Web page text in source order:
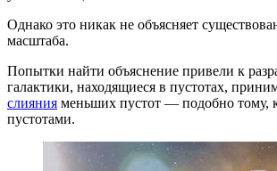
Однако это никак не объясняет
масштаба.
Попытки найти объяснение привели к
галактики, находящиеся в пустотах,
слияния меньших пустот — подобно тому,
пустотами.